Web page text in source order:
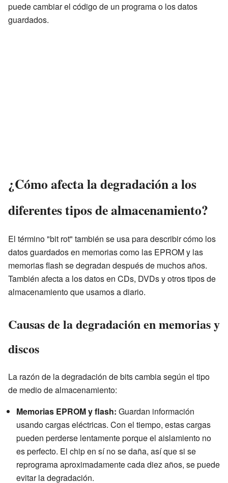
puede cambiar el código de un programa o los datos
guardados.
¿Cómo afecta la degradación a los
diferentes tipos de almacenamiento?
El término "bit rot" también se usa para describir cómo los
datos guardados en memorias como las EPROM y las
memorias flash se degradan después de muchos años.
También afecta a los datos en CDs, DVDs y otros tipos de
almacenamiento que usamos a diario.
Causas de la degradación en memorias y
discos
La razón de la degradación de bits cambia según el tipo
de medio de almacenamiento:
Memorias EPROM y flash: Guardan información
usando cargas eléctricas. Con el tiempo, estas cargas
pueden perderse lentamente porque el aislamiento no
es perfecto. El chip en sí no se daña, así que si se
reprograma aproximadamente cada diez años, se puede
evitar la degradación.